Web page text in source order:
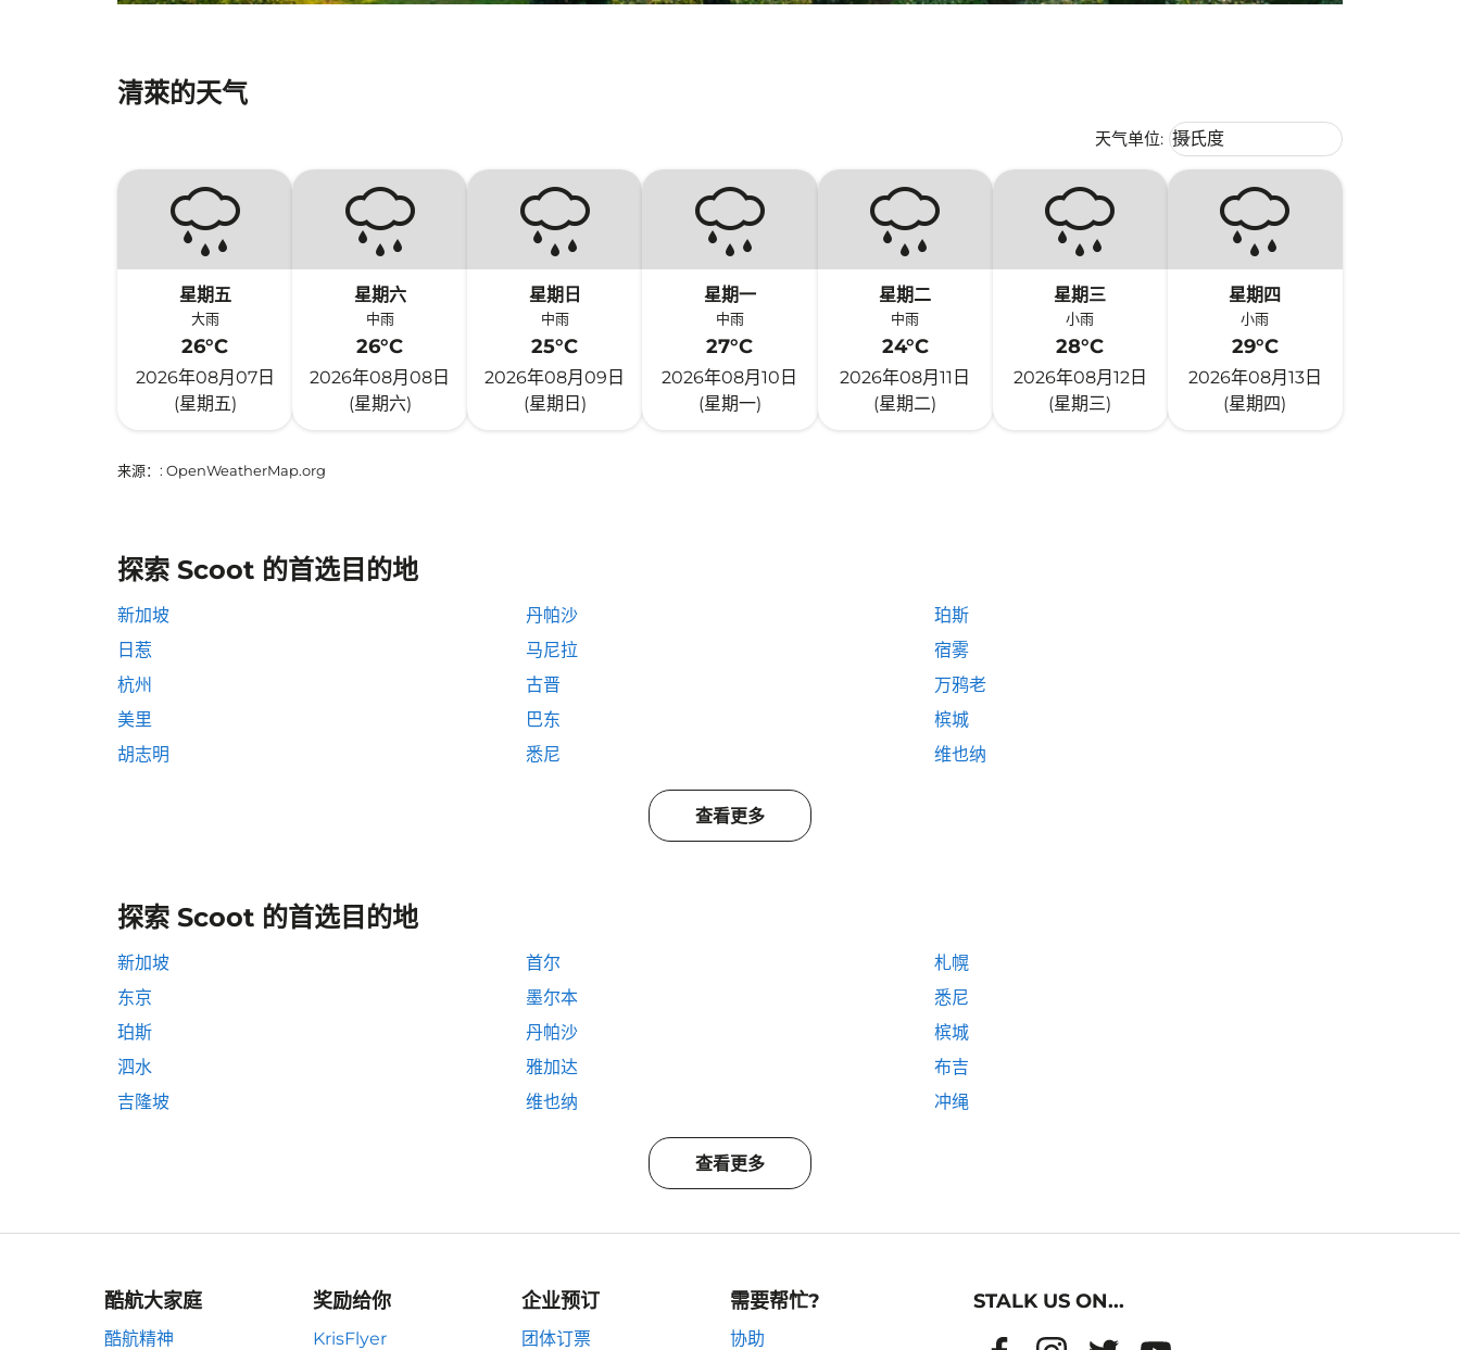
清萊的天气
天气单位: Weather unit option 摄氏度
摄氏度
keyboard_arrow_down
星期五
大雨
26°C
2026年08月07日
(星期五)
星期六
中雨
26°C
2026年08月08日
(星期六)
星期日
中雨
25°C
2026年08月09日
(星期日)
星期一
中雨
27°C
2026年08月10日
(星期一)
星期二
中雨
24°C
2026年08月11日
(星期二)
星期三
小雨
28°C
2026年08月12日
(星期三)
星期四
小雨
29°C
2026年08月13日
(星期四)
来源： : OpenWeatherMap.org
探索 Scoot 的首选目的地
新加坡 丹帕沙
珀斯
日惹
马尼拉
宿雾
杭州
古晋
万鸦老
美里
巴东
槟城
胡志明
悉尼 维也纳
查看更多
探索 Scoot 的首选目的地
新加坡 首尔
札幌
东京
墨尔本
悉尼
珀斯
丹帕沙
槟城
泗水
雅加达
布吉
吉隆坡
维也纳 冲绳
查看更多
酷航大家庭
酷航精神
奖励给你
KrisFlyer
企业预订
团体订票
需要帮忙?
协助
STALK US ON...